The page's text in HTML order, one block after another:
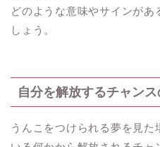
どのような意味やサインがあ
しょう。
自分を解放するチャン
うんこをつけられる夢を見